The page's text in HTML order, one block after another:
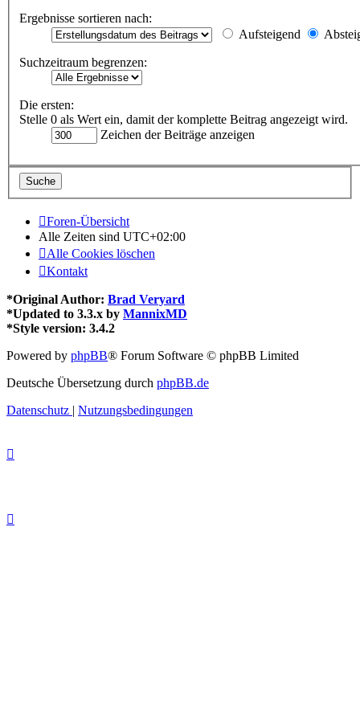
Ergebnisse sortieren nach:
Aufsteigend
Suchzeitraum begrenzen:
Die ersten:
Stelle 0 als Wert ein, damit der komplette Beitrag angezeigt wird.
Zeichen der Beiträge anzeigen
Foren-Übersicht
Alle Zeiten sind UTC+02:00
Alle Cookies löschen
Kontakt
*Original Author: Brad Veryard
*Updated to 3.3.x by MannixMD
*Style version: 3.4.2
Powered by phpBB® Forum Software © phpBB Limited
Deutsche Übersetzung durch phpBB.de
Datenschutz | Nutzungsbedingungen